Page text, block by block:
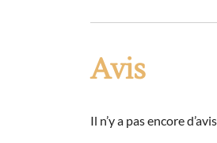
Avis
Il n’y a pas encore